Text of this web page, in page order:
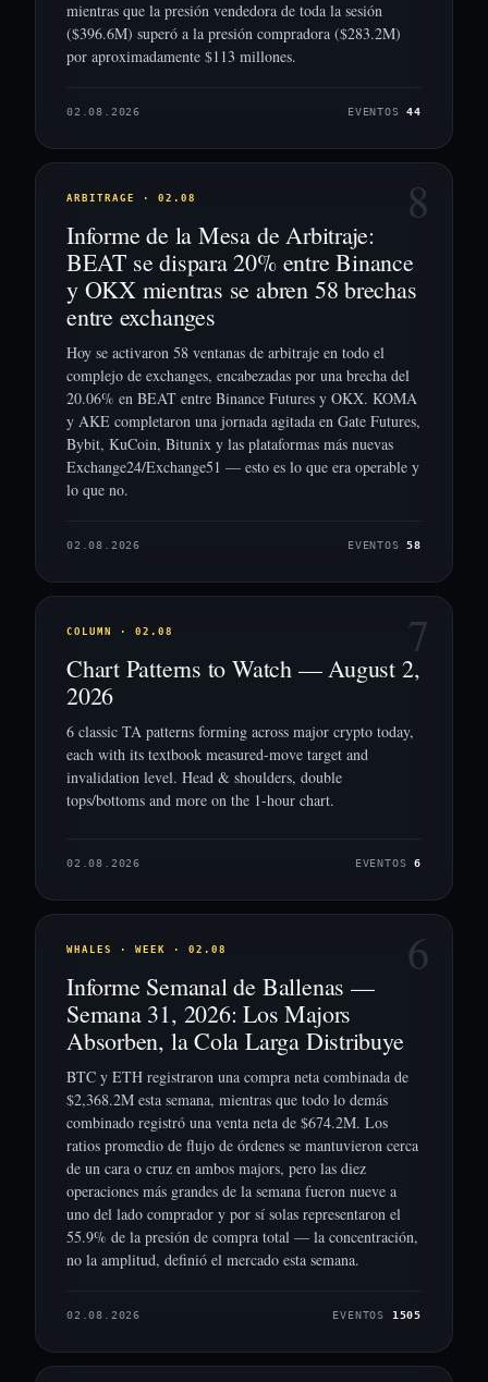
mientras que la presión vendedora de toda la sesión
($396.6M) superó a la presión compradora ($283.2M)
por aproximadamente $113 millones.
02.08.2026 EVENTOS44
8
ARBITRAGE · 02.08
Informe de la Mesa de Arbitraje:
BEAT se dispara 20% entre Binance
y OKX mientras se abren 58 brechas
entre exchanges
Hoy se activaron 58 ventanas de arbitraje en todo el
complejo de exchanges, encabezadas por una brecha del
20.06% en BEAT entre Binance Futures y OKX. KOMA
y AKE completaron una jornada agitada en Gate Futures,
Bybit, KuCoin, Bitunix y las plataformas más nuevas
Exchange24/Exchange51 — esto es lo que era operable y
lo que no.
02.08.2026 EVENTOS 58
7
COLUMN · 02.08
Chart Patterns to Watch — August 2,
2026
6 classic TA patterns forming across major crypto today,
each with its textbook measured-move target and
invalidation level. Head & shoulders, double
tops/bottoms and more on the 1-hour chart.
02.08.2026 EVENTOS6
6
WHALES · WEEK · 02.08
Informe Semanal de Ballenas —
Semana 31, 2026: Los Majors
Absorben, la Cola Larga Distribuye
BTC y ETH registraron una compra neta combinada de
$2,368.2M esta semana, mientras que todo lo demás
combinado registró una venta neta de $674.2M. Los
ratios promedio de flujo de órdenes se mantuvieron cerca
de un cara o cruz en ambos majors, pero las diez
operaciones más grandes de la semana fueron nueve a
uno del lado comprador y por sí solas representaron el
55.9% de la presión de compra total — la concentración,
no la amplitud, definió el mercado esta semana.
02.08.2026 EVENTOS 1505